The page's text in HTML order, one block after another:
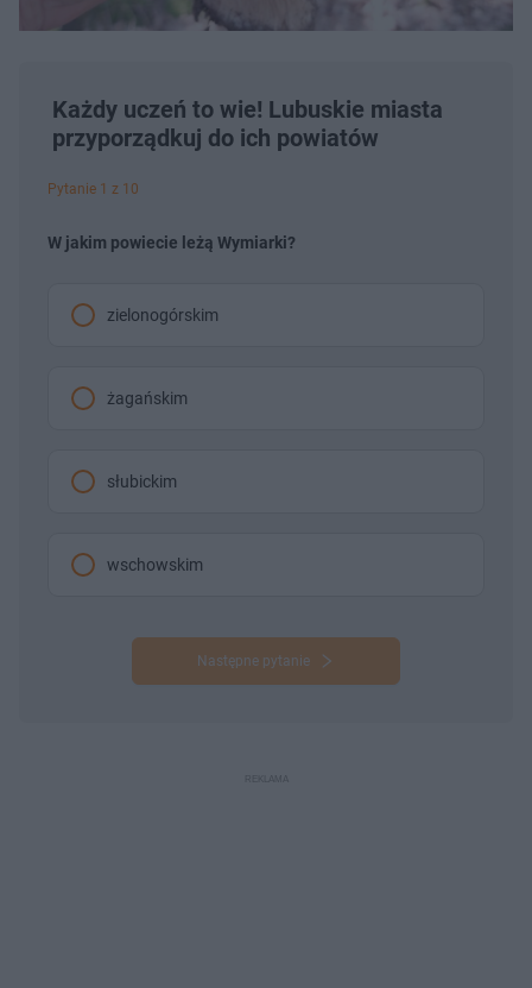
Każdy uczeń to wie! Lubuskie miasta
przyporządkuj do ich powiatów
Pytanie 1 z 10
W jakim powiecie leżą Wymiarki?
zielonogórskim
żagańskim
słubickim
wschowskim
Następne pytanie